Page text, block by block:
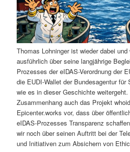
I
n
h
a
l
t
s
e
n
I
n
h
a
Thomas Lohninger ist wieder dabei
ausführlich über seine langjährige
Prozesses der eIDAS-Verordnung der
die EUDI-Wallet der Bundesagentur für
wie es in dieser Geschichte
Zusammenhang auch das Projekt
Epicenter.works vor, dass über
eIDAS-Prozesses Transparenz
wir noch über seinen Auftritt bei der
und Initiativen zum Absichern von